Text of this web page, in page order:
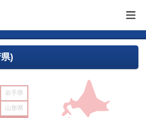
)
岩手県
山形県